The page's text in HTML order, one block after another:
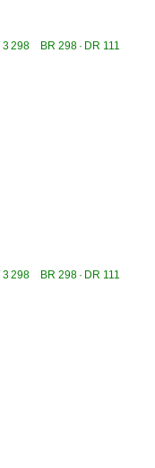
3 298 BR 298 · DR 111
3 298 BR 298 · DR 111